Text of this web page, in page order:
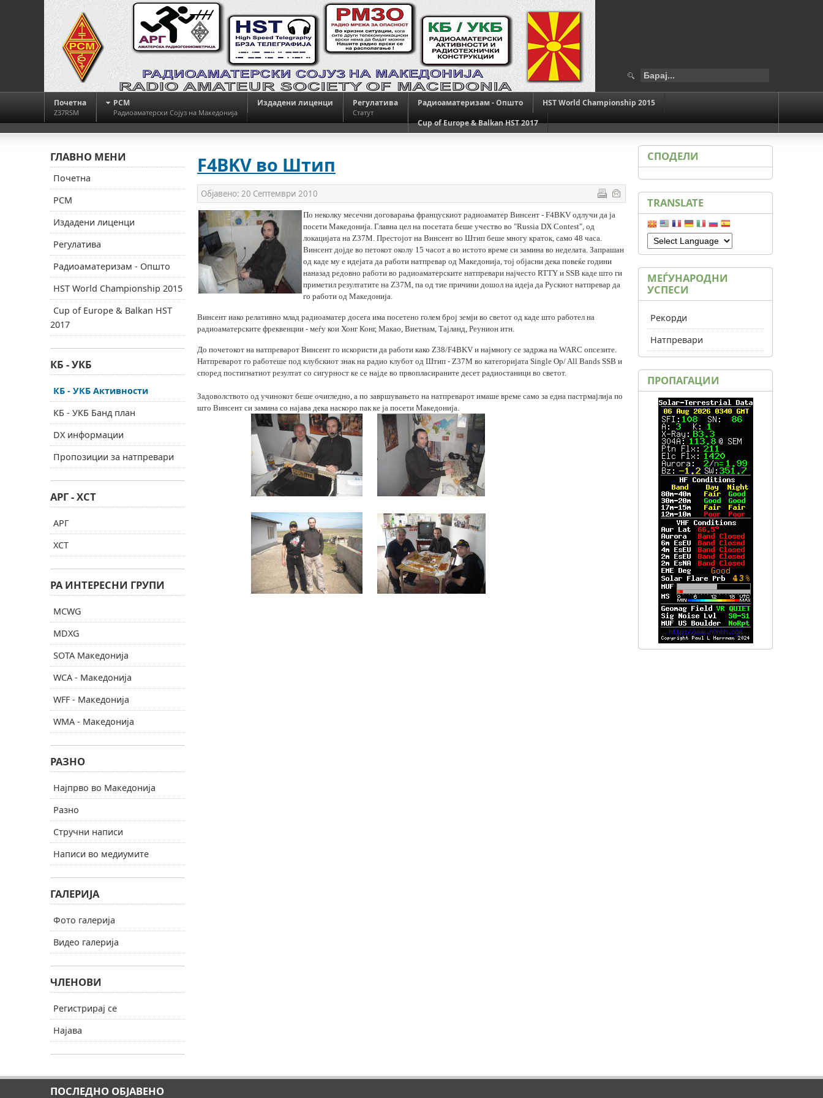
Почетна
Z37RSM
РСМ
Радиоаматерски Сојуз на Македонија
Издадени лиценци Регулатива
Статут
Радиоаматеризам - Општо
HST World Championship 2015
Cup of Europe & Balkan HST 2017
F4BKV во Штип
Објавено: 20 Септември 2010
По неколку месечни договарања францускиот радиоаматер Винсент - F4BKV одлучи да ја
посети Македонија. Главна цел на посетата беше учество во "Russia DX Contest", од
локацијата на Z37M. Престојот на Винсент во Штип беше многу краток, само 48 часа.
Винсент дојде во петокот околу 15 часот а во истото време си замина во неделата. Запрашан
од каде му е идејата да работи натпревар од Македонија, тој објасни дека повеќе години
наназад редовно работи во радиоаматерските натпревари најчесто RTTY и SSB каде што ги
приметил резултатите на Z37M, па од тие причини дошол на идеја да Рускиот натпревар да
го работи од Македонија.
Винсент иако релативно млад радиоаматер досега има посетено голем број земји во светот од каде што работел на
радиоаматерските фреквенции - меѓу кои Хонг Конг, Макао, Виетнам, Тајланд, Реунион итн.
До почетокот на натпреварот Винсент го искористи да работи како Z38/F4BKV и најмногу се задржа на WARC опсезите.
Натпреварот го работеше под клубскиот знак на радио клубот од Штип - Z37M во категоријата Single Op/ All Bands SSB и
според постигнатиот резултат со сигурност ке се најде во првопласираните десет радиостаници во светот.
Задоволството од учинокот беше очигледно, а по завршувањето на натпреварот имаше време само за една пастрмајлија по
што Винсент си замина со најава дека наскоро пак ке ја посети Македонија.
ГЛАВНО МЕНИ
Почетна
РСМ
Издадени лиценци
Регулатива
Радиоаматеризам - Општо
HST World Championship 2015
Cup of Europe & Balkan HST
2017
КБ - УКБ
КБ - УКБ Активности
КБ - УКБ Банд план
DX информации
Пропозиции за натпревари
АРГ - ХСТ
АРГ
ХСТ
РА ИНТЕРЕСНИ ГРУПИ
MCWG
MDXG
SOTA Македонија
WCA - Македонија
WFF - Македонија
WMA - Македонија
РАЗНО
Најпрво во Македонија
Разно
Стручни написи
Написи во медиумите
ГАЛЕРИЈА
Фото галерија
Видео галерија
ЧЛЕНОВИ
Регистрирај се
Најава
СПОДЕЛИ
TRANSLATE
МЕЃУНАРОДНИ
УСПЕСИ
Рекорди
Натпревари
ПРОПАГАЦИИ
ПОСЛЕДНО ОБЈАВЕНО